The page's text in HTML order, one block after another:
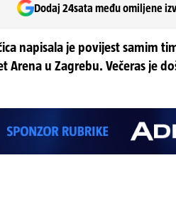
Dodaj 24sata među omiljene
napisala je povijest samim
Arena u Zagrebu. Večeras je